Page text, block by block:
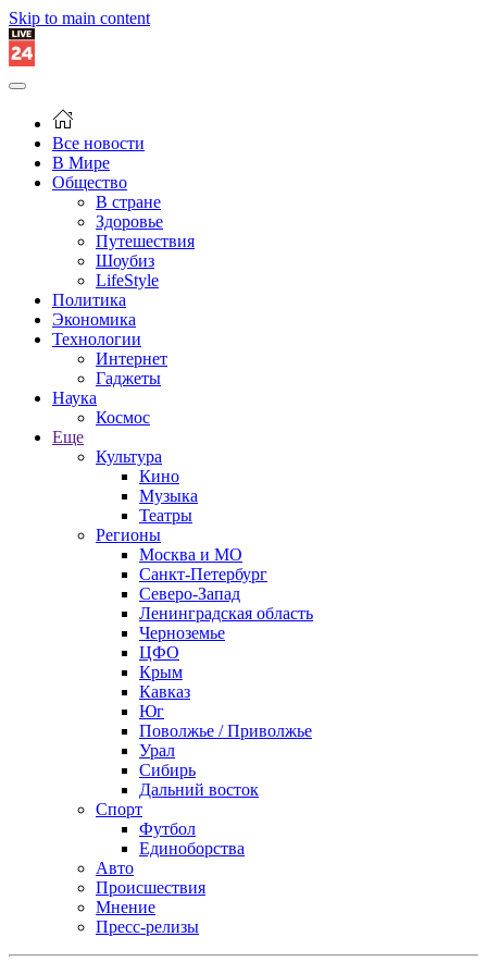
Skip to main content
Все новости
В Мире
Общество
В стране
Здоровье
Путешествия
Шоубиз
LifeStyle
Политика
Экономика
Технологии
Интернет
Гаджеты
Наука
Космос
Еще
Культура
Кино
Музыка
Театры
Регионы
Москва и МО
Санкт-Петербург
Северо-Запад
Ленинградская область
Черноземье
ЦФО
Крым
Кавказ
Юг
Поволжье / Приволжье
Урал
Сибирь
Дальний восток
Спорт
Футбол
Единоборства
Авто
Происшествия
Мнение
Пресс-релизы